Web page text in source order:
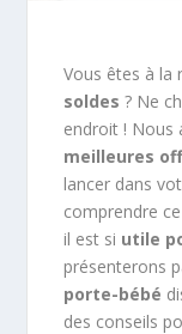
Vous êtes à la
soldes ? Ne
endroit ! Nous
meilleures
lancer dans
comprendre ce
il est si utile
présenterons
porte-bébé
des conseils